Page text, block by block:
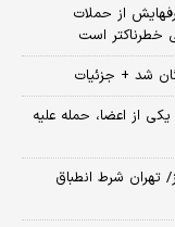
از حملات
خطرناکتر است
شد + جزئیات
از اعضا، حمله علیه
تهران شرط انطباق